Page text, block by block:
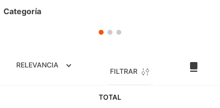
Categoría
RELEVANCIA
FILTRAR
TOTAL
2.
inversora
sierra sable